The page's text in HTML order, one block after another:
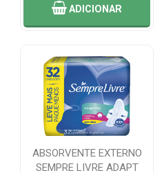
ADICIONAR
ABSORVENTE EXTERNO
SEMPRE LIVRE ADAPT